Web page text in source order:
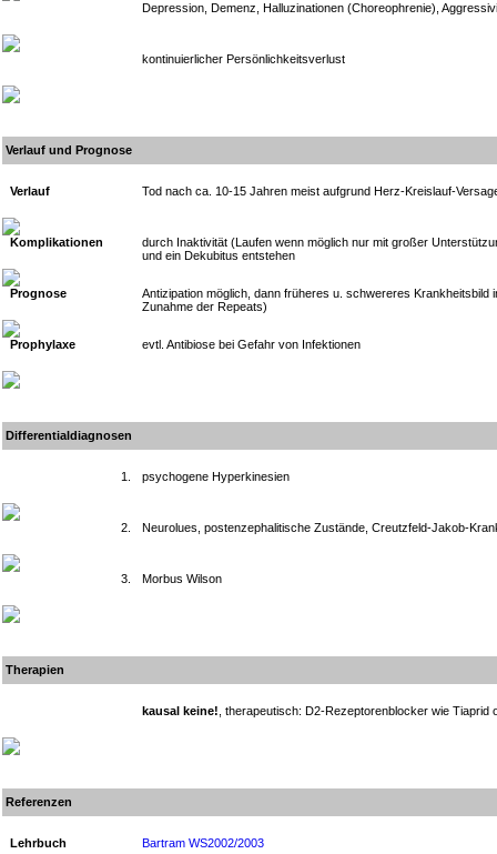
Depression, Demenz, Halluzinationen (Choreophrenie),
kontinuierlicher Persönlichkeitsverlust
Verlauf und Prognose
Verlauf Tod nach ca. 10-15 Jahren meist aufgrund Herz-Kreislauf-
Komplikationen
durch Inaktivität (Laufen wenn möglich nur mit großer
und ein Dekubitus entstehen
Prognose
Antizipation möglich, dann früheres u. schwereres Krankheitsbild
Zunahme der Repeats)
Prophylaxe evtl. Antibiose bei Gefahr von Infektionen
Differentialdiagnosen
1. psychogene Hyperkinesien
2. Neurolues, postenzephalitische Zustände, Creutzfeld-Jakob-
3. Morbus Wilson
Therapien
kausal keine! , therapeutisch: D2-Rezeptorenblocker wie Tiaprid
Referenzen
Lehrbuch Bartram WS2002/2003